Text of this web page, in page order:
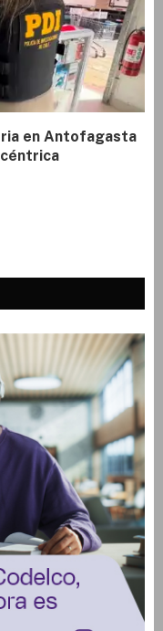
en Antofagasta